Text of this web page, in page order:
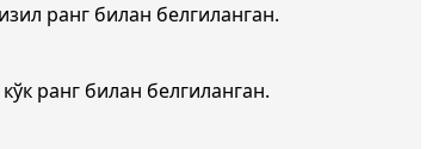
ранг билан белгиланган.
ранг билан белгиланган.